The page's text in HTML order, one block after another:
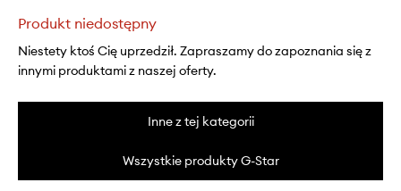
Produkt niedostępny
Niestety ktoś Cię uprzedził. Zapraszamy do zapoznania się z
innymi produktami z naszej oferty.
Inne z tej kategorii
Wszystkie produkty G-Star